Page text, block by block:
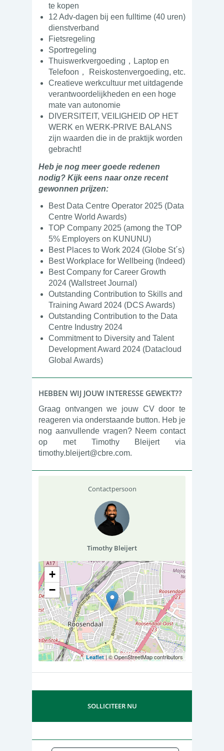
te kopen
12 Adv-dagen bij een fulltime (40 uren)
dienstverband
Fietsregeling
Sportregeling
Thuiswerkvergoeding ， Laptop en
Telefoon ，
Reiskostenvergoeding, etc.
Creatieve werkcultuur met uitdagende
verantwoordelijkheden en een hoge
mate van autonomie
DIVERSITEIT, VEILIGHEID OP HET
WERK en WERK-PRIVE BALANS
zijn waarden die in de praktijk worden
gebracht!
Heb je nog meer goede redenen
nodig? Kijk eens naar onze recent
gewonnen prijzen:
Best Data Centre Operator 2025 (Data
Centre World Awards)
TOP Company 2025 (among the TOP
5% Employers on KUNUNU)
Best Places to Work 2024 (Globe St´s)
Best Workplace for Wellbeing (Indeed)
Best Company for Career Growth
2024 (Wallstreet Journal)
Outstanding Contribution to Skills and
Training Award 2024 (DCS Awards)
Outstanding Contribution to the Data
Centre Industry 2024
Commitment to Diversity and Talent
Development Award 2024 (Datacloud
Global Awards)
HEBBEN WIJ JOUW INTERESSE GEWEKT??
Graag ontvangen we jouw CV door te
reageren via onderstaande button. Heb je
nog aanvullende vragen? Neem contact
op met Timothy Bleijert via
timothy.bleijert@cbre.com.
Contactpersoon
Timothy Bleijert
+
−
Leaflet| © OpenStreetMap contributors
SOLLICITEER NU